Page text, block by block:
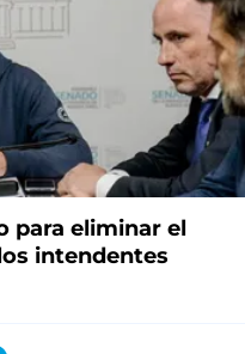
para eliminar el
intendentes